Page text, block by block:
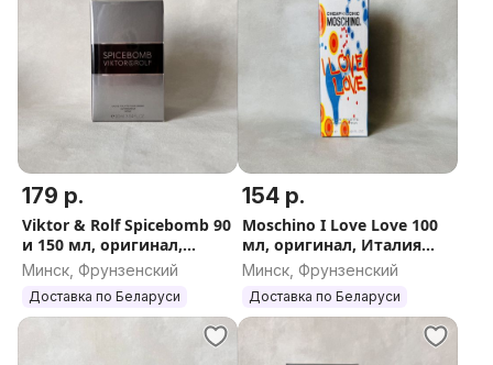
179 р.
Viktor & Rolf Spicebomb 90
и 150 мл, оригинал,
Франция (Виктор Рольф
Спайсбомб)
Минск, Фрунзенский
Доставка по Беларуси
154 р.
Moschino I Love Love 100
мл, оригинал, Италия
(Москино Ай Лав Лав)
Минск, Фрунзенский
Доставка по Беларуси